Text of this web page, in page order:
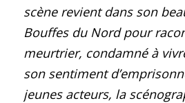
scène revient dans son
Bouffes du Nord pour
meurtrier, condamné à
son sentiment
jeunes acteurs, la